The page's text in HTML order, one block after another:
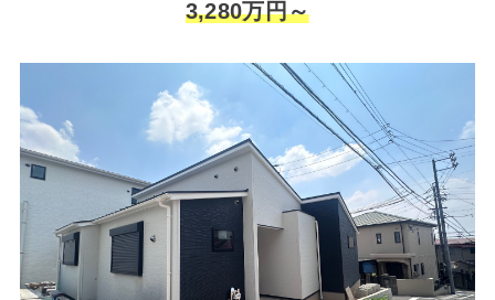
3,280万円～